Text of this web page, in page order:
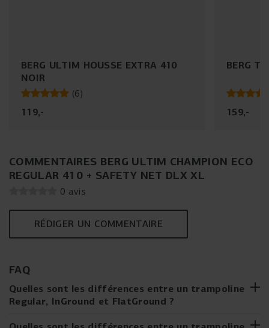
BERG ULTIM HOUSSE EXTRA 410
NOIR
(6)
119,-
BERG
159,-
COMMENTAIRES BERG ULTIM CHAMPION ECO
REGULAR 410 + SAFETY NET DLX XL
0 avis
RÉDIGER UN COMMENTAIRE
FAQ
Quelles sont les différences entre un trampoline
Regular, InGround et FlatGround ?
Tu hésites entre un trampoline Regular, InGround ou